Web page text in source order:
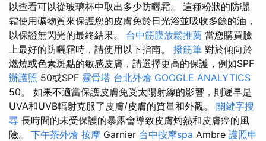
以查看可以從玻璃杯中取出多少防曬霜。 這種粉狀的防曬
霜使用礦物質來保護您的皮膚免於日光浴並吸收多餘的油，
以保證無閃光的最終結果。 台中筋膜放鬆推薦 當您購買臉
上最好的防曬霜時，請使用以下指南。 撥筋筆 對於傾向於
燃燒或色素斑點的敏感皮膚，請選擇更高的保護，例如SPF
辦護照 50或SPF 靈骨塔 台北外燴 GOOGLE ANALYTICS
50。 如果不適當保護皮膚免受太陽射線的影響，則遲早是
UVA和UVB輻射克服了皮膚/皮膚的質量和外觀。 關鍵字搜
尋 長時間的未受保護的暴露會導致皮膚灼熱和皮膚癌的風
險。 下午茶外燴 按摩 Garnier 台中按摩spa Ambre 護照申